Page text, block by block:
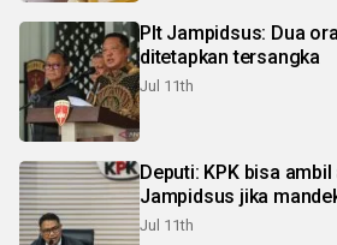
Plt Jampidsus: Dua
ditetapkan tersangka
Jul 11th
Deputi: KPK bisa
Jampidsus jika
Jul 11th